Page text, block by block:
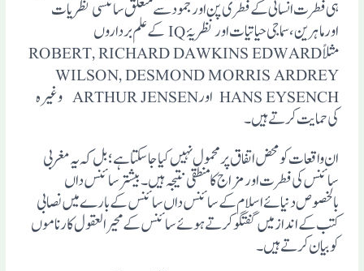
ہی فطرت انسانی کے فطری پن اور جمود سے متعلق سائنسی نظریات
اورماہرین، سماجی حیاتیات اور نظریۂ IQ کے علم برداروں
مثلاً ROBERT, RICHARD DAWKINS EDWARD
WILSON, DESMOND MORRIS ARDREY
HANS EYSENCH اور ARTHUR JENSEN وغیرہ
کی حمایت کرتے ہیں۔
ان واقعات کو محض اتفاق پرمحمول نہیں کیا جاسکتا ہے؛ بل کہ یہ مغربی
سائنس کی فطرت اور مزاج کا منطقی نتیجہ ہیں۔ بیشتر سائنس داں
بالخصوص دنیائے اسلام کے سائنس داں سائنس کے بارے میں نصابی
کتب کے انداز میں گفتگو کرتے ہوئے سائنس کے محیر العقول کارناموں
کو بیان کرتے ہیں۔